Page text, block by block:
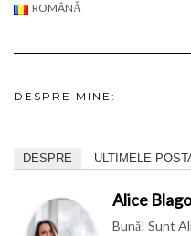
ROMÂNĂ
DESPRE MINE:
DESPRE ULTIMELE
Alice
Bună! Sunt